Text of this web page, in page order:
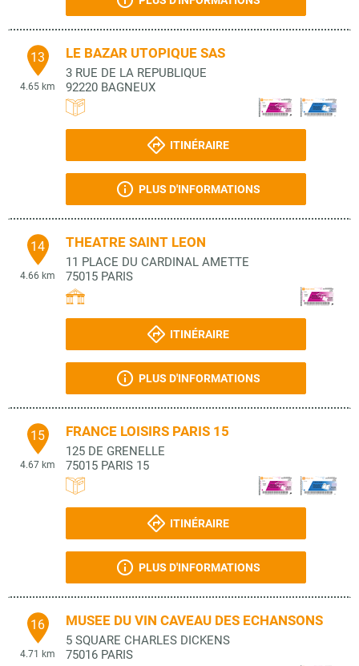
13
4.65 km
LE BAZAR UTOPIQUE SAS
3 RUE DE LA REPUBLIQUE
92220 BAGNEUX
ITINÉRAIRE
PLUS D'INFORMATIONS
14
4.66 km
THEATRE SAINT LEON
11 PLACE DU CARDINAL AMETTE
75015 PARIS
ITINÉRAIRE
PLUS D'INFORMATIONS
15
4.67 km
FRANCE LOISIRS PARIS 15
125 DE GRENELLE
75015 PARIS 15
ITINÉRAIRE
PLUS D'INFORMATIONS
16
4.71 km
MUSEE DU VIN CAVEAU DES ECHANSONS
5 SQUARE CHARLES DICKENS
75016 PARIS